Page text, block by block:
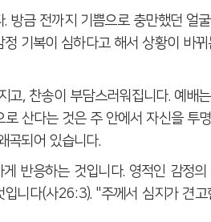
. 방금 전까지 기쁨으로 충만했던 얼
정 기복이 심하다고 해서 상황이 바
고, 찬송이 부담스러워집니다. 예배
로 산다는 것은 주 안에서 자신을 투
곡되어 있습니다.
반응하는 것입니다. 영적인 감정의
입니다(사26:3). "주께서 심지가 견